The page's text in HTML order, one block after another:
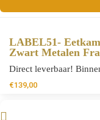
LABEL51-
Zwart Metalen
Direct leverbaar!
€139,00